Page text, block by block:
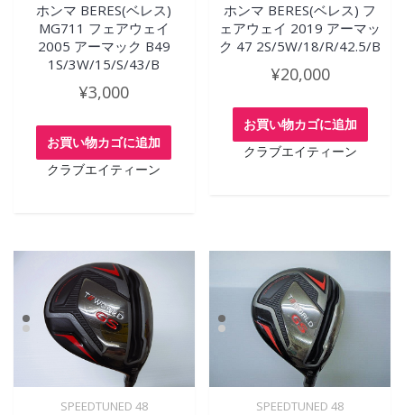
ホンマ BERES(ベレス)
MG711 フェアウェイ
2005 アーマック B49
1S/3W/15/S/43/B
¥3,000
お買い物カゴに追加
クラブエイティーン
ホンマ BERES(ベレス) フ
ェアウェイ 2019 アーマッ
ク 47 2S/5W/18/R/42.5/B
¥20,000
お買い物カゴに追加
クラブエイティーン
SPEEDTUNED 48 SPEEDTUNED 48